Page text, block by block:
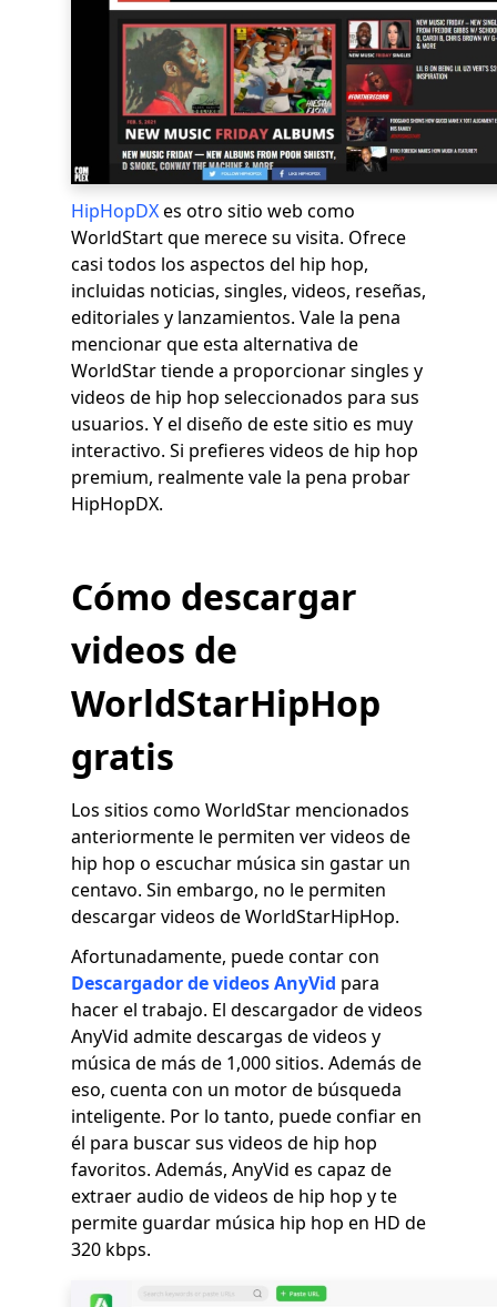
HipHopDXes otro sitio web como
WorldStart que merece su visita. Ofrece
casi todos los aspectos del hip hop,
incluidas noticias, singles, videos, reseñas,
editoriales y lanzamientos. Vale la pena
mencionar que esta alternativa de
WorldStar tiende a proporcionar singles y
videos de hip hop seleccionados para sus
usuarios. Y el diseño de este sitio es muy
interactivo. Si prefieres videos de hip hop
premium, realmente vale la pena probar
HipHopDX.
Cómo descargar
videos de
WorldStarHipHop
gratis
Los sitios como WorldStar mencionados
anteriormente le permiten ver videos de
hip hop o escuchar música sin gastar un
centavo. Sin embargo, no le permiten
descargar videos de WorldStarHipHop.
Afortunadamente, puede contar con
Descargador de videos AnyVid para
hacer el trabajo. El descargador de videos
AnyVid admite descargas de videos y
música de más de 1,000 sitios. Además de
eso, cuenta con un motor de búsqueda
inteligente. Por lo tanto, puede confiar en
él para buscar sus videos de hip hop
favoritos. Además, AnyVid es capaz de
extraer audio de videos de hip hop y te
permite guardar música hip hop en HD de
320 kbps.